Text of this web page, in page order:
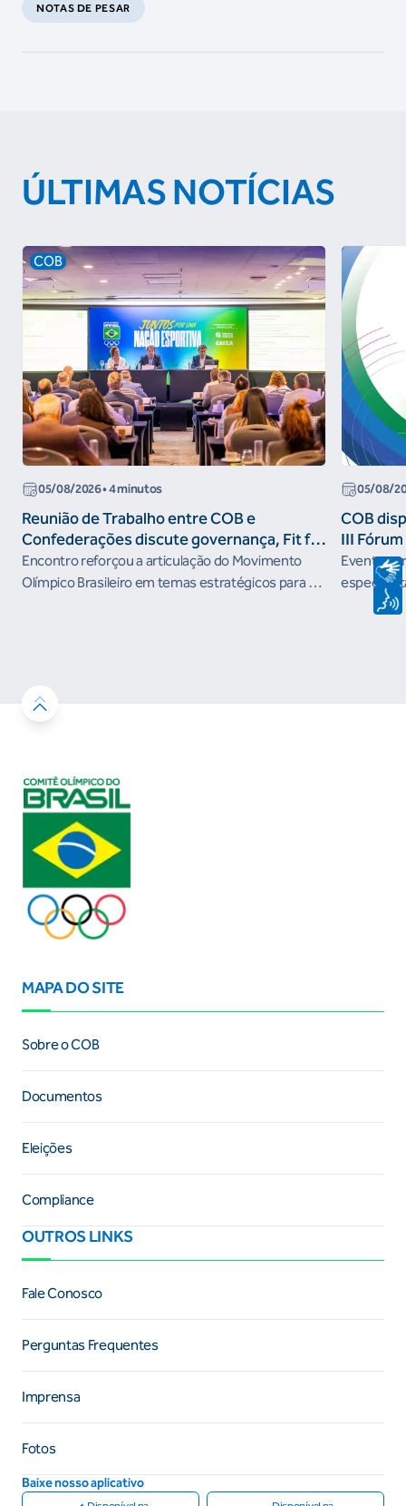
NOTAS DE PESAR
ÚLTIMAS NOTÍCIAS
COB
05/08/2026• 4 minutos
Reunião de Trabalho entre COB e
Confederações discute governança, Fit for
the Future e presença do Brasil em
organismos internacionais
Encontro reforçou a articulação do Movimento
Olímpico Brasileiro em temas estratégicos para os
05/08/
COB
III
Evento
Janeiro
MAPA DO SITE
Sobre o COB
Documentos
Eleições
Compliance
OUTROS LINKS
Fale Conosco
Perguntas Frequentes
Imprensa
Fotos
Baixe nosso aplicativo